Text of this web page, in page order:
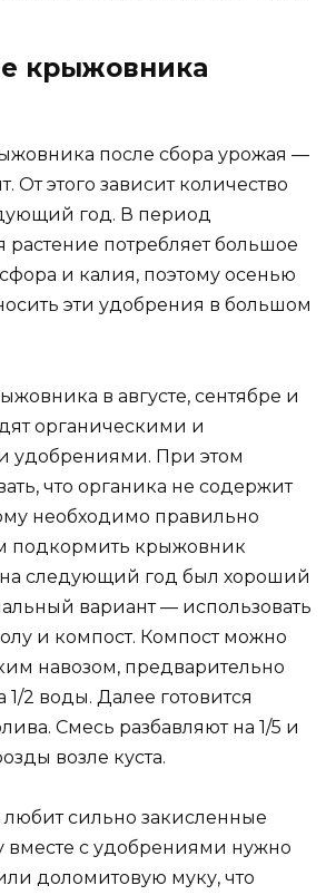
крыжовника
после сбора урожая —
От этого зависит количество
год. В период
потребляет большое
и калия, поэтому осенью
эти удобрения в большом
в августе, сентябре и
органическими и
удобрениями. При этом
что органика не содержит
необходимо правильно
подкормить крыжовник
следующий год был хороший
вариант — использовать
и компост. Компост можно
навозом, предварительно
2 воды. Далее готовится
Смесь разбавляют на 1/5 и
возле куста.
сильно закисленные
вместе с удобрениями нужно
доломитовую муку, что